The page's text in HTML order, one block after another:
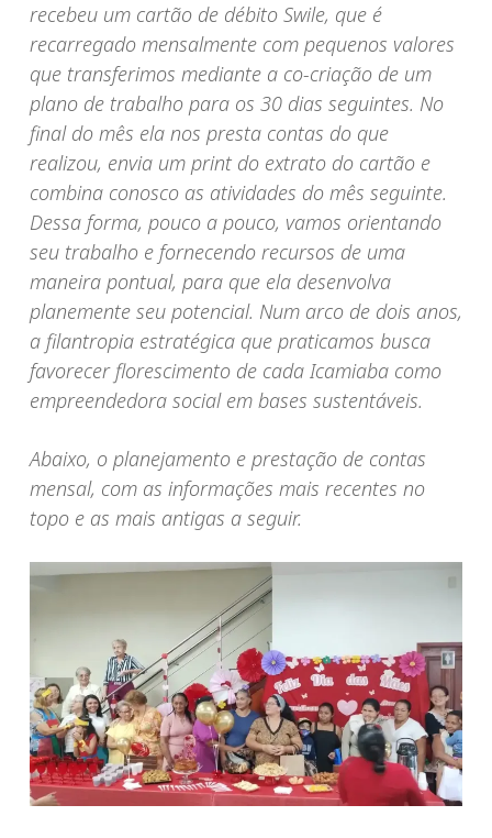
recebeu um cartão de débito Swile, que é
recarregado mensalmente com pequenos valores
que transferimos mediante a co-criação de um
plano de trabalho para os 30 dias seguintes. No
final do mês ela nos presta contas do que
realizou, envia um print do extrato do cartão e
combina conosco as atividades do mês seguinte.
Dessa forma, pouco a pouco, vamos orientando
seu trabalho e fornecendo recursos de uma
maneira pontual, para que ela desenvolva
planemente seu potencial. Num arco de dois anos,
a filantropia estratégica que praticamos busca
favorecer florescimento de cada Icamiaba como
empreendedora social em bases sustentáveis.
Abaixo, o planejamento e prestação de contas
mensal, com as informações mais recentes no
topo e as mais antigas a seguir.